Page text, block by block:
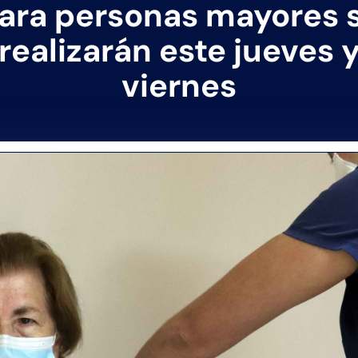
personas mayores
este jueves
viernes